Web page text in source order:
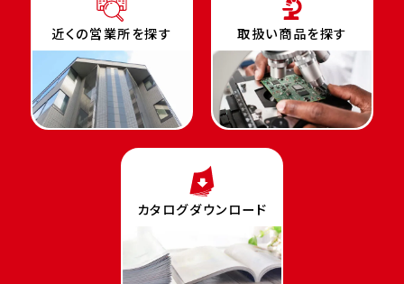
近くの営業所を探す 取扱い商品を探す
カタログダウンロード